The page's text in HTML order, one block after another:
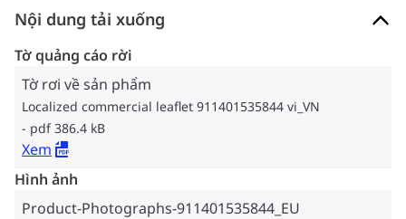
Nội dung tải xuống
Tờ quảng cáo rời
Tờ rơi về sản phẩm
Localized commercial leaflet 911401535844 vi_VN
pdf 386.4 kB
Xem
Hình ảnh
Product-Photographs-911401535844_EU